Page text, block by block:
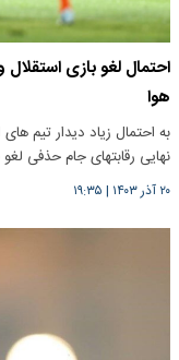
احتمال لغو بازی
هوا
به احتمال زیاد دیدار تیم
نهایی رقابتهای جام حذفی
۲۰ آذر ۱۴۰۳ | ۱۹:۳۵